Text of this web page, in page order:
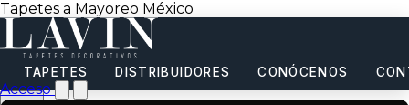
Tapetes a Mayoreo México
TAPETES DISTRIBUIDORES CONÓCENOS
Acceso